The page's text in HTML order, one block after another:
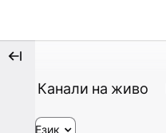
Канали на живо
Език